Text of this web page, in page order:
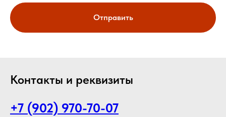
Отправить
Контакты и реквизиты
+7 (902) 970-70-07